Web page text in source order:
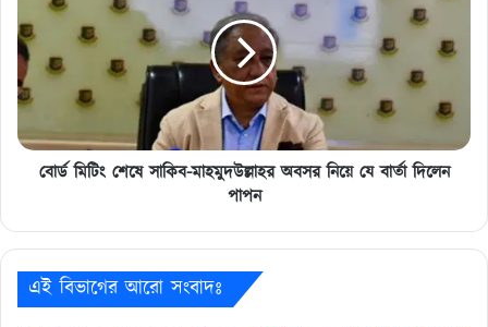
সাকিব-
মাহমুদউল্লাহর
অবসর
নিয়ে
বার্তা
দিলেনবোর্ড মিটিং শেষে সাকিব-মাহমুদউল্লাহর অবসর নিয়ে যে বার্তা দিলেন
পাপন
এই বিভাগের আরো সংবাদঃ